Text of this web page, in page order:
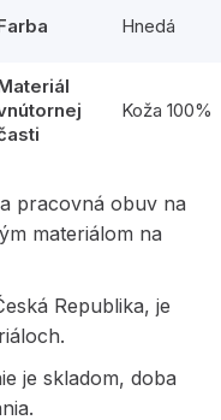
Hnedá
Koža 100%
pracovná obuv na
materiálom na
Republika, je
je skladom, doba